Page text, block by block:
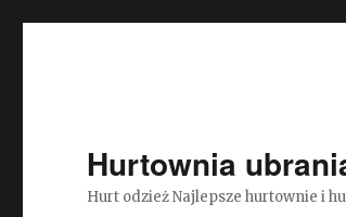
Hurtownia
Hurt odzież Najlepsze hurtownie i